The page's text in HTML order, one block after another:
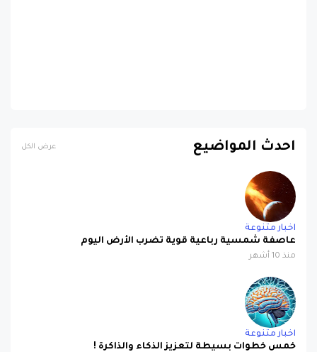
اخبار متنوعة
عاصفة شمسية رباعية قوية تضرب الأرض اليوم
منذ 10 أشهر
اخبار متنوعة
خمس خطوات بسيطة لتعزيز الذكاء والذاكرة !
منذ 11 شهرًا